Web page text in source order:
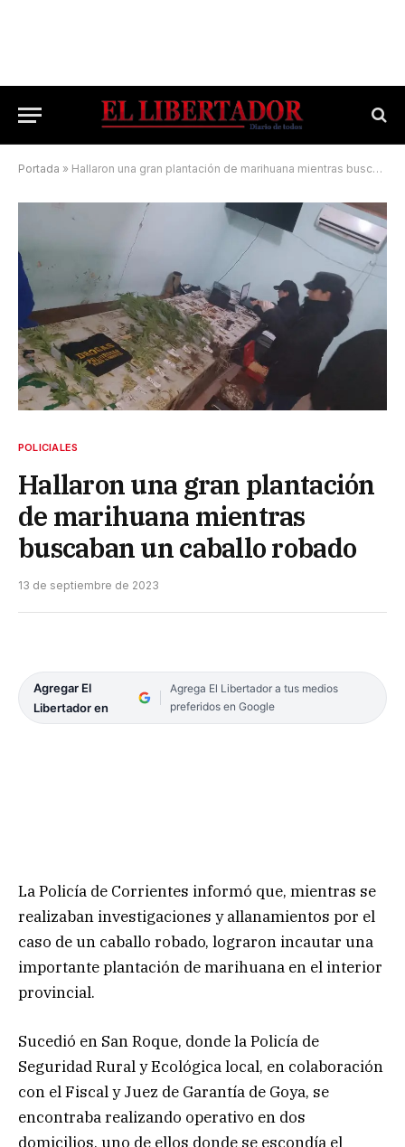
Portada » Hallaron una gran plantación de marihuana mientras buscaban un caballo robado
POLICIALES
Hallaron una gran plantación
de marihuana mientras
buscaban un caballo robado
13 de septiembre de 2023
Agregar El
Libertador en
Agrega El Libertador a tus medios
preferidos en Google
La Policía de Corrientes informó que, mientras se
realizaban investigaciones y allanamientos por el
caso de un caballo robado, lograron incautar una
importante plantación de marihuana en el interior
provincial.
Sucedió en San Roque, donde la Policía de
Seguridad Rural y Ecológica local, en colaboración
con el Fiscal y Juez de Garantía de Goya, se
encontraba realizando operativo en dos
domicilios, uno de ellos donde se escondía el